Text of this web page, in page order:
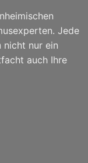
Jede
nicht nur ein
auch Ihre